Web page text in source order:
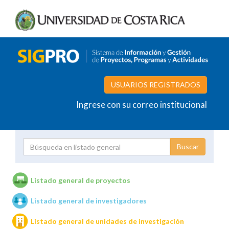
USUARIOS REGISTRADOS
Ingrese con su correo institucional
Unidades de investigación
Listado general de proyectos
Listado general de investigadores
Listado general de unidades de investigación